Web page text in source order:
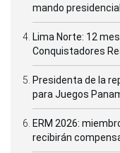
mando
Lima Norte: 12
Conquistadores
Presidenta de la
para Juegos
ERM 2026:
recibirán